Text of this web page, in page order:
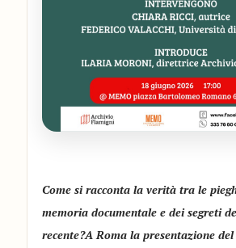
Comesi racconta la verità tra le
memoria documentale e dei segreti
recente?A Roma la presentazione